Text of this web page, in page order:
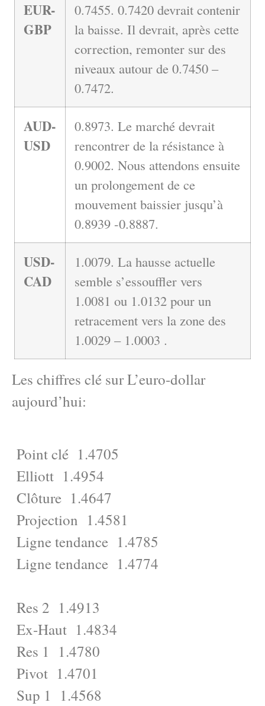
EUR-
GBP
0.7455. 0.7420 devrait contenir
la baisse. Il devrait, après cette
correction, remonter sur des
niveaux autour de 0.7450 –
0.7472.
AUD-
USD
0.8973. Le marché devrait
rencontrer de la résistance à
0.9002. Nous attendons ensuite
un prolongement de ce
mouvement baissier jusqu’à
0.8939 -0.8887.
USD-
CAD
1.0079. La hausse actuelle
semble s’essouffler vers
1.0081 ou 1.0132 pour un
retracement vers la zone des
1.0029 – 1.0003 .
Les chiffres clé sur L’euro-dollar
aujourd’hui:
Point clé 1.4705
Elliott 1.4954
Clôture 1.4647
Projection 1.4581
Ligne tendance 1.4785
Ligne tendance 1.4774
Res 2 1.4913
Ex-Haut 1.4834
Res 1 1.4780
Pivot 1.4701
Sup 1 1.4568